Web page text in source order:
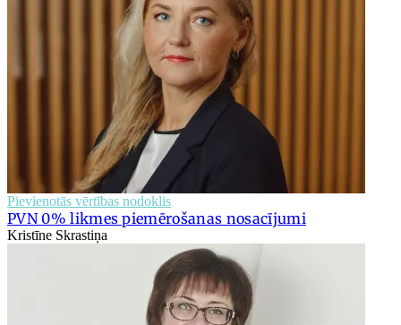
Pievienotās vērtības nodoklis
PVN 0% likmes piemērošanas nosacījumi
Kristīne Skrastiņa